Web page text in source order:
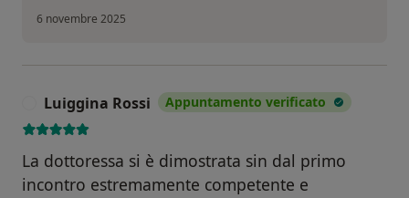
6 novembre 2025
Luiggina Rossi Appuntamento verificato
La dottoressa si è dimostrata sin dal primo
incontro estremamente competente e